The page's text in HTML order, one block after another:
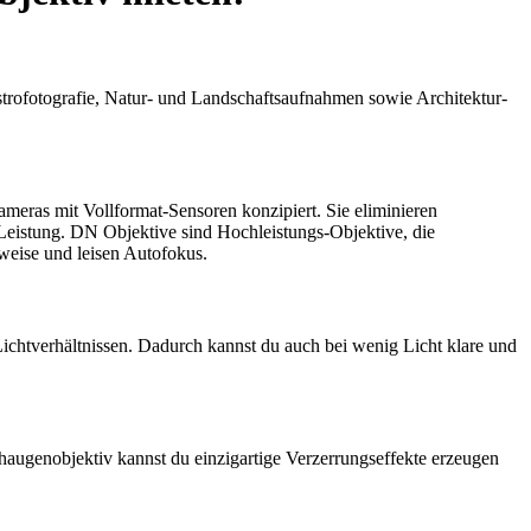
Natur- und Landschaftsaufnahmen sowie Architektur-
mit Vollformat-Sensoren konzipiert. Sie eliminieren
DN Objektive sind Hochleistungs-Objektive, die
und leisen Autofokus.
Dadurch kannst du auch bei wenig Licht klare und
kannst du einzigartige Verzerrungseffekte erzeugen